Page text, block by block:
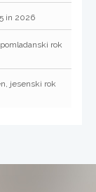
in 2026
rok
jesenski rok